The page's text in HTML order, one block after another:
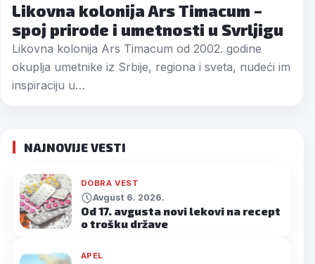
Likovna kolonija Ars Timacum –
spoj prirode i umetnosti u Svrljigu
Likovna kolonija Ars Timacum od 2002. godine
okuplja umetnike iz Srbije, regiona i sveta, nudeći im
inspiraciju u…
NAJNOVIJE VESTI
DOBRA VEST
Avgust 6. 2026.
Od 17. avgusta novi lekovi na recept
o trošku države
APEL